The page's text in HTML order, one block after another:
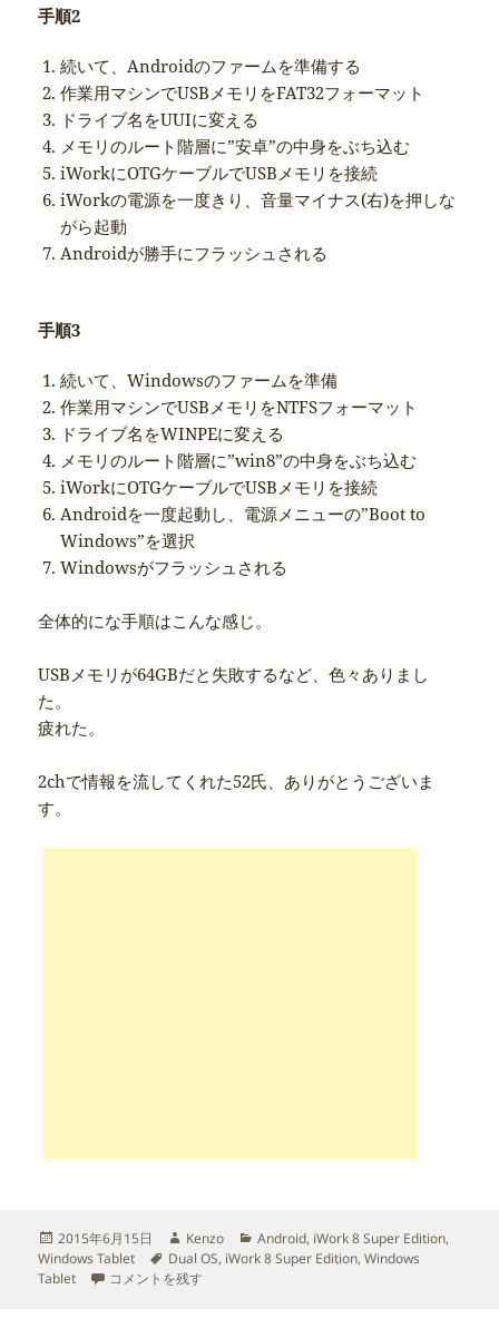
手順2
続いて、Androidのファームを準備する
作業用マシンでUSBメモリをFAT32フォーマット
ドライブ名をUUIに変える
メモリのルート階層に”安卓”の中身をぶち込む
iWorkにOTGケーブルでUSBメモリを接続
iWorkの電源を一度きり、音量マイナス(右)を押しな
がら起動
Androidが勝手にフラッシュされる
手順3
続いて、Windowsのファームを準備
作業用マシンでUSBメモリをNTFSフォーマット
ドライブ名をWINPEに変える
メモリのルート階層に”win8”の中身をぶち込む
iWorkにOTGケーブルでUSBメモリを接続
Androidを一度起動し、電源メニューの”Boot to
Windows”を選択
Windowsがフラッシュされる
全体的にな手順はこんな感じ。
USBメモリが64GBだと失敗するなど、色々ありまし
た。
疲れた。
2chで情報を流してくれた52氏、ありがとうございま
す。
投
稿
日:
2015年6月15日
作
成
者
Kenzo
カ
テ
Android, iWork 8 Super Edition,
Windows Tablet
タ
グ
Dual OS, iWork 8 Super Edition,Windows
Tablet
Cube iWork 8 Windows版をDual OS 化した に
コメントを残す